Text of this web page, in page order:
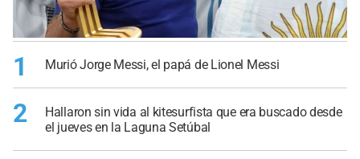
1 Murió Jorge Messi, el papá de Lionel Messi
2
Hallaron sin vida al kitesurfista que era buscado desde
el jueves en la Laguna Setúbal